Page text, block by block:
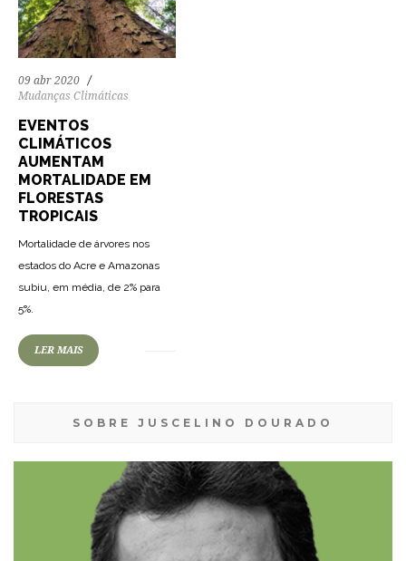
09 abr 2020
Mudanças Climáticas
EVENTOS
CLIMÁTICOS
AUMENTAM
MORTALIDADE EM
FLORESTAS
TROPICAIS
Mortalidade de árvores nos
estados do Acre e Amazonas
subiu, em média, de 2% para
5%.
LER MAIS
SOBRE JUSCELINO DOURADO